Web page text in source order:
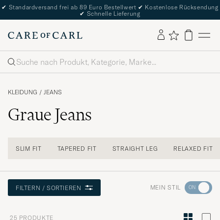
✔ Standardversand frei ab 89 Euro Bestellwert ✔ Kostenlose Rücksendung
✔ Schnelle Lieferung
Suche
KLEIDUNG / JEANS
Graue Jeans
SLIM FIT TAPERED FIT STRAIGHT LEG RELAXED FIT
FILTERN / SORTIEREN MEIN STIL Wechseln
zur
25 PRODUKTE